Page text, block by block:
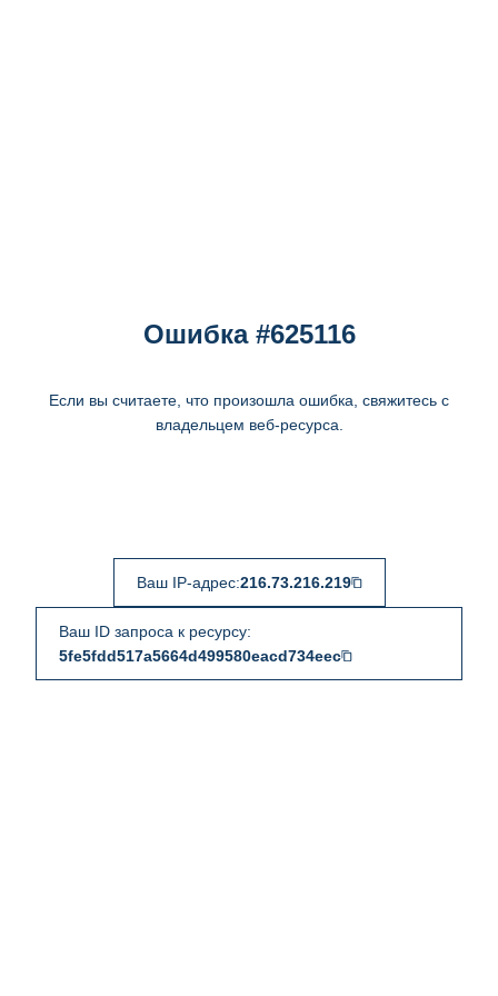
Ошибка #625116
Если вы считаете, что произошла ошибка, свяжитесь с
владельцем веб-ресурса.
Ваш IP-адрес:216.73.216.219
Ваш ID запроса к ресурсу:
5fe5fdd517a5664d499580eacd734eec